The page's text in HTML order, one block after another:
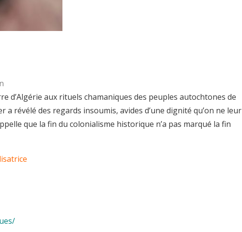
d’Algérie aux rituels chamaniques des peuples autochtones de
révélé des regards insoumis, avides d’une dignité qu’on ne leur
que la fin du colonialisme historique n’a pas marqué la fin